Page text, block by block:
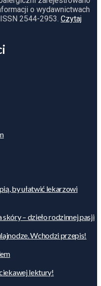
o wydawnictwach
2544-2953. Czytaj
by ułatwić lekarzowi
– dzieło rodzinnej pasji
Wchodzi przepis!
lektury!